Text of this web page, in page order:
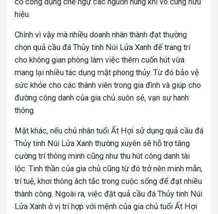
hiệu.
Chính vì vậy mà nhiều doanh nhân thành đạt thường
chọn quả cầu đá Thủy tinh Núi Lửa Xanh để trang trí
cho không gian phòng làm việc thêm cuốn hút vừa
mang lại nhiều tác dụng mặt phong thủy. Từ đó bảo vệ
sức khỏe cho các thành viên trong gia đình và giúp cho
đường công danh của gia chủ suôn sẻ, vạn sự hanh
thông.
Mặt khác, nếu chủ nhân tuổi Ất Hợi sử dụng quả cầu đá
Thủy tinh Núi Lửa Xanh thường xuyên sẽ hỗ trợ tăng
cường trí thông minh cũng như thu hút công danh tài
lộc. Tinh thần của gia chủ cũng từ đó trở nên minh mẫn,
trí tuệ, khơi thông ách tắc trong cuộc sống để đạt nhiều
thành công. Ngoài ra, việc đặt quả cầu đá Thủy tinh Núi
Lửa Xanh ở vị trí hợp với mệnh của gia chủ tuổi Ất Hợi